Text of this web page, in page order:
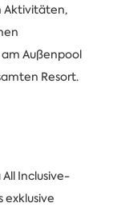
Aktivitäten,
Außenpool
Resort.
Inclusive-
exklusive